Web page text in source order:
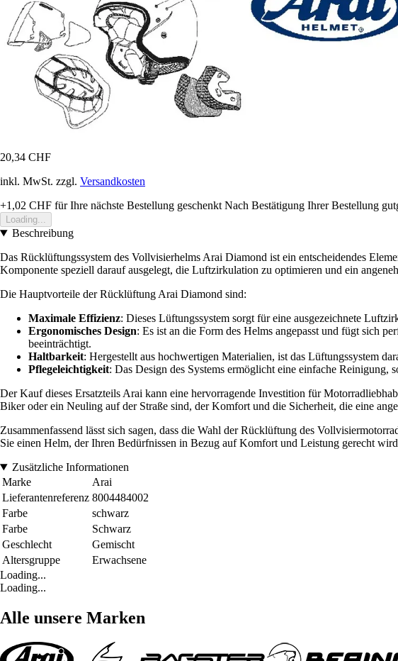
20,34 CHF
inkl. MwSt. zzgl. Versandkosten
+1,02 CHF für Ihre nächste Bestellung geschenkt Nach Bestätigung Ihrer Bestellung
Loading...
Beschreibung
Das Rücklüftungssystem des Vollvisierhelms Arai Diamond ist ein entscheidendes
Komponente speziell darauf ausgelegt, die Luftzirkulation zu optimieren und ein
Die Hauptvorteile der Rücklüftung Arai Diamond sind:
Maximale Effizienz: Dieses Lüftungssystem sorgt für eine ausgezeichnete
Ergonomisches Design: Es ist an die Form des Helms angepasst und fügt sich
beeinträchtigt.
Haltbarkeit: Hergestellt aus hochwertigen Materialien, ist das Lüftungssystem
Pflegeleichtigkeit: Das Design des Systems ermöglicht eine einfache Reinigung,
Der Kauf dieses Ersatzteils Arai kann eine hervorragende Investition für
Biker oder ein Neuling auf der Straße sind, der Komfort und die Sicherheit, die eine
Zusammenfassend lässt sich sagen, dass die Wahl der Rücklüftung des
Sie einen Helm, der Ihren Bedürfnissen in Bezug auf Komfort und Leistung gerecht
Zusätzliche Informationen
Marke
Arai
Lieferantenreferenz 8004484002
Farbe
schwarz
Farbe
Schwarz
Geschlecht
Gemischt
Altersgruppe
Erwachsene
Loading...
Loading...
Alle unsere Marken